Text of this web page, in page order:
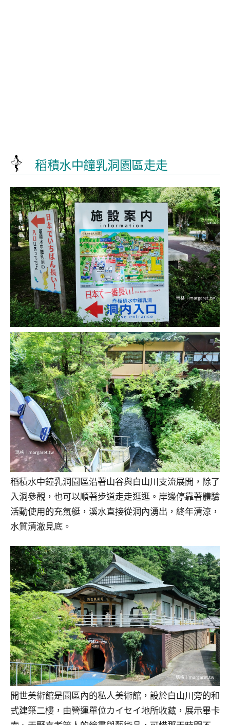
稻積水中鐘乳洞園區走走
稻積水中鐘乳洞園區沿著山谷與白山川支流展開，除了
入洞參觀，也可以順著步道走走逛逛。岸邊停靠著體驗
活動使用的充氣艇，溪水直接從洞內湧出，終年清涼，
水質清澈見底。
開世美術館是園區內的私人美術館，設於白山川旁的和
式建築二樓，由營運單位カイセイ地所收藏，展示畢卡